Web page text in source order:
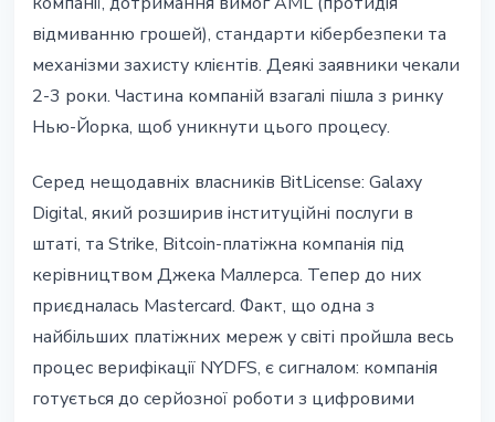
відмиванню грошей), стандарти кібербезпеки та
механізми захисту клієнтів. Деякі заявники чекали
2-3 роки. Частина компаній взагалі пішла з ринку
Нью-Йорка, щоб уникнути цього процесу.
Серед нещодавніх власників BitLicense: Galaxy
Digital, який розширив інституційні послуги в
штаті, та Strike, Bitcoin-платіжна компанія під
керівництвом Джека Маллерса. Тепер до них
приєдналась Mastercard. Факт, що одна з
найбільших платіжних мереж у світі пройшла весь
процес верифікації NYDFS, є сигналом: компанія
готується до серйозної роботи з цифровими